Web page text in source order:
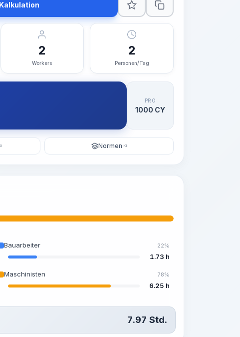
Kalkulation
2
Workers
2
Personen/Tag
PRO
1000 CY
Normen KI
Bauarbeiter 22%
1.73 h
Maschinisten 78%
6.25 h
7.97 Std.